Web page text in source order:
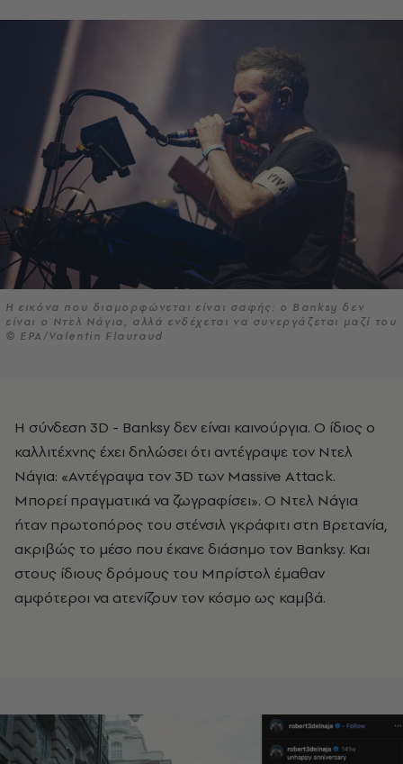
Η εικόνα που διαμορφώνεται είναι σαφής: ο Banksy δεν
είναι ο Ντελ Νάγια, αλλά ενδέχεται να συνεργάζεται μαζί του
© EPA/Valentin Flauraud
Η σύνδεση 3D - Banksy δεν είναι καινούργια. Ο ίδιος ο
καλλιτέχνης έχει δηλώσει ότι αντέγραψε τον Ντελ
Νάγια: «Αντέγραψα τον 3D των Massive Attack.
Μπορεί πραγματικά να ζωγραφίσει». Ο Ντελ Νάγια
ήταν πρωτοπόρος του στένσιλ γκράφιτι στη Βρετανία,
ακριβώς το μέσο που έκανε διάσημο τον Banksy. Και
στους ίδιους δρόμους του Μπρίστολ έμαθαν
αμφότεροι να ατενίζουν τον κόσμο ως καμβά.